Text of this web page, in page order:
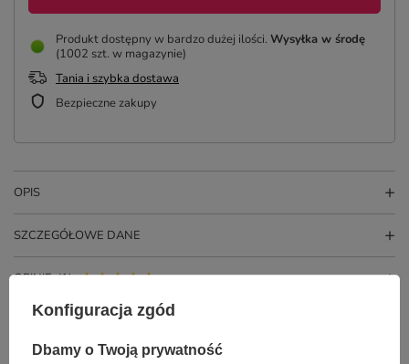
Produkt dostępny w bardzo dużej ilości Wysyłka w środę
(1002 szt. w magazynie)
Tania i szybka dostawa
Bezpieczne zakupy
OPIS
SZCZEGÓŁOWE DANE
OPINIE (1)
Potrzebujesz pomocy? Masz pytania?
Konfiguracja zgód
Dbamy o Twoją prywatność